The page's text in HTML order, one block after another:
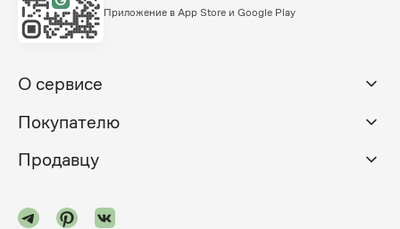
Приложение в App Store и Google Play
О сервисе
Покупателю
Продавцу